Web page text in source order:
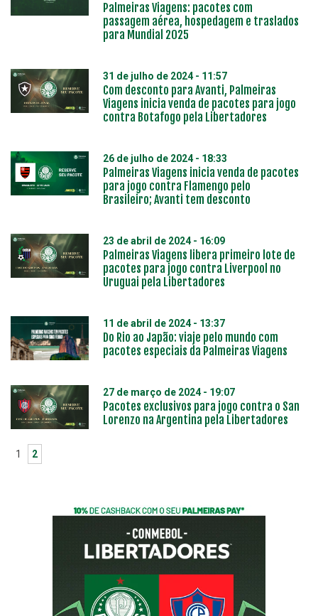
Palmeiras Viagens: pacotes com
passagem aérea, hospedagem e traslados
para Mundial 2025
31 de julho de 2024 - 11:57
Com desconto para Avanti, Palmeiras
Viagens inicia venda de pacotes para jogo
contra Botafogo pela Libertadores
26 de julho de 2024 - 18:33
Palmeiras Viagens inicia venda de pacotes
para jogo contra Flamengo pelo
Brasileiro; Avanti tem desconto
23 de abril de 2024 - 16:09
Palmeiras Viagens libera primeiro lote de
pacotes para jogo contra Liverpool no
Uruguai pela Libertadores
11 de abril de 2024 - 13:37
Do Rio ao Japão: viaje pelo mundo com
pacotes especiais da Palmeiras Viagens
27 de março de 2024 - 19:07
Pacotes exclusivos para jogo contra o San
Lorenzo na Argentina pela Libertadores
1 2